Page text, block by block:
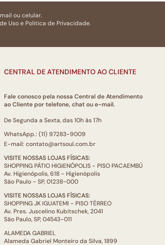
ou celular.
Usoe Politica de Privacidade.
CENTRAL DE ATENDIMENTO AO CLIENTE
Fale conosco pela nossa Central de Atendimento
ao Cliente por telefone, chat ou e-mail.
De Segunda a Sexta, das 10h às 17h
WhatsApp.: (11) 97283-9009
E-mail: contato@artsoul.com.br
VISITE NOSSAS LOJAS FÍSICAS:
SHOPPING PÁTIO HIGIENÓPOLIS - PISO PACAEMBÚ
Av. Higienópolis, 618 - Higienópolis
São Paulo - SP, 01238-000
VISITE NOSSAS LOJAS FÍSICAS:
SHOPPING JK IGUATEMI - PISO TÉRREO
Av. Pres. Juscelino Kubitschek, 2041
São Paulo, SP, 04543-011
ALAMEDA GABRIEL
Alameda Gabriel Monteiro da Silva, 1899